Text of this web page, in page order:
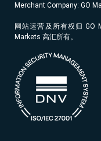
Merchant Company: GO
网站运营及所有权归 GO
Markets 高汇所有。